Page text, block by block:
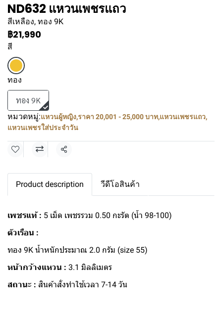
ND632 แหวนเพชรแถว
สีเหลือง, ทอง 9K
฿21,990
สี
ทอง
ทอง 9K
หมวดหมู่:แหวนผู้หญิง,ราคา 20,001 - 25,000 บาท,แหวนเพชรแถว,
แหวนเพชรใส่ประจำวัน
แชร์
Product description วีดีโอสินค้า
เพชรแท้ : 5 เม็ด เพชรรวม 0.50 กะรัต (น้ำ 98-100)
ตัวเรือน :
ทอง 9K น้ำหนักประมาณ 2.0 กรัม (size 55)
หน้ากว้างแหวน : 3.1 มิลลิเมตร
สถานะ : สินค้าสั่งทำใช้เวลา 7-14 วัน